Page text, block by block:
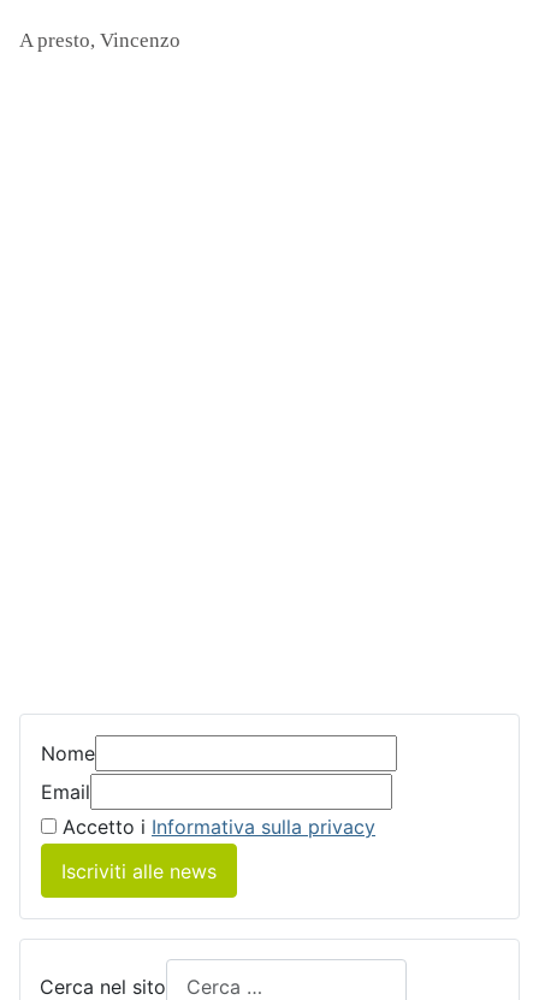
A presto, Vincenzo
Nome
Email
Accetto i Informativa sulla privacy
Iscriviti alle news
Cerca nel sito